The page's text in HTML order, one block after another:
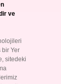
ve
bir Yer
sitedeki